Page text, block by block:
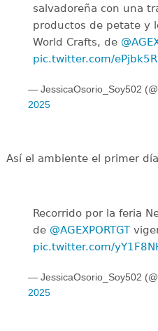
salvadoreña con una
productos de petate y
World Crafts, de
pic.twitter.com/
— JessicaOsorio_Soy502
2025
Así el ambiente el primer
Recorrido por la feria
de @AGEXPORTGT
pic.twitter.com/
— JessicaOsorio_Soy502
2025